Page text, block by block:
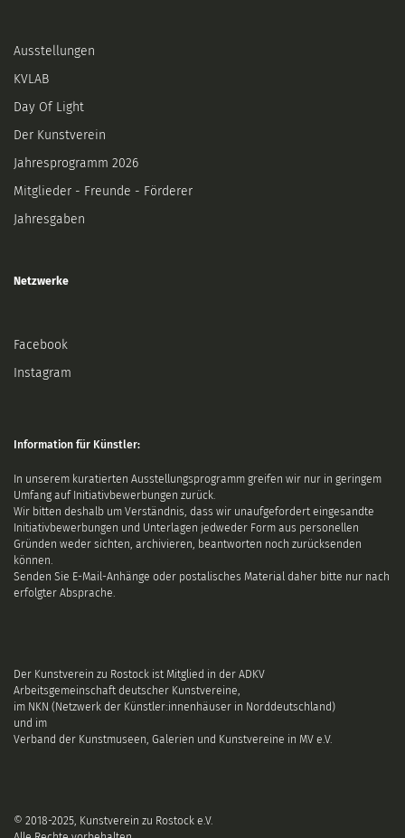
Ausstellungen
KVLAB
Day Of Light
Der Kunstverein
Jahresprogramm 2026
Mitglieder - Freunde - Förderer
Jahresgaben
Netzwerke
Facebook
Instagram
Information für Künstler:
In unserem kuratierten Ausstellungsprogramm greifen wir nur in geringem
Umfang auf Initiativbewerbungen zurück.
Wir bitten deshalb um Verständnis, dass wir unaufgefordert eingesandte
Initiativbewerbungen und Unterlagen jedweder Form aus personellen
Gründen weder sichten, archivieren, beantworten noch zurücksenden
können.
Senden Sie E-Mail-Anhänge oder postalisches Material daher bitte nur nach
erfolgter Absprache.
Der Kunstverein zu Rostock ist Mitglied in der ADKV
Arbeitsgemeinschaft deutscher Kunstvereine
im NKN (Netzwerk der Künstler:innenhäuser in Norddeutschland)
und im
Verband der Kunstmuseen, Galerien und Kunstvereine in MV e.V.
© 2018-2025, Kunstverein zu Rostock e.V.